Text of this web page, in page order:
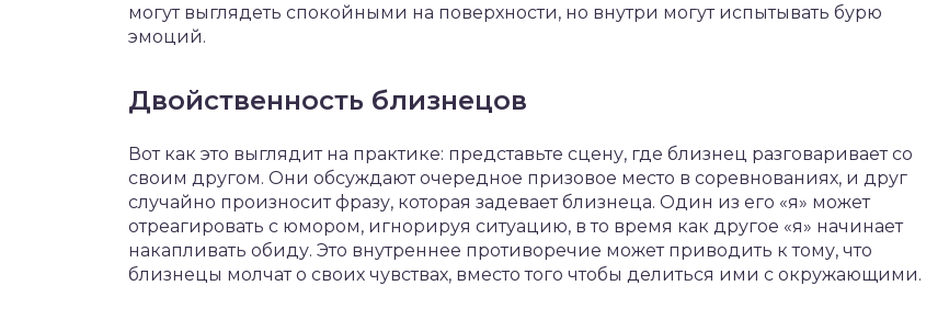
могут выглядеть спокойными на поверхности, но внутри могут испытывать бурю
эмоций.
Двойственность близнецов
Вот как это выглядит на практике: представьте сцену, где близнец разговаривает со
своим другом. Они обсуждают очередное призовое место в соревнованиях, и друг
случайно произносит фразу, которая задевает близнеца. Один из его «я» может
отреагировать с юмором, игнорируя ситуацию, в то время как другое «я» начинает
накапливать обиду. Это внутреннее противоречие может приводить к тому, что
близнецы молчат о своих чувствах, вместо того чтобы делиться ими с окружающими.